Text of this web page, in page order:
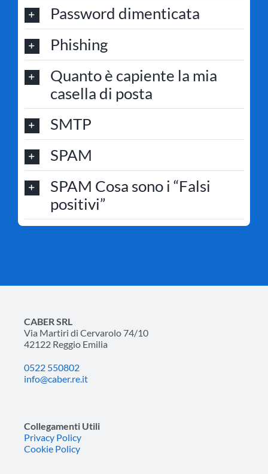
Password dimenticata
Phishing
Quanto è capiente la mia
casella di posta
SMTP
SPAM
SPAM Cosa sono i “Falsi
positivi”
CABER SRL
Via Martiri di Cervarolo 74/10
42122 Reggio Emilia
0522 550802
info@caber.re.it
Collegamenti Utili
Privacy Policy
Cookie Policy